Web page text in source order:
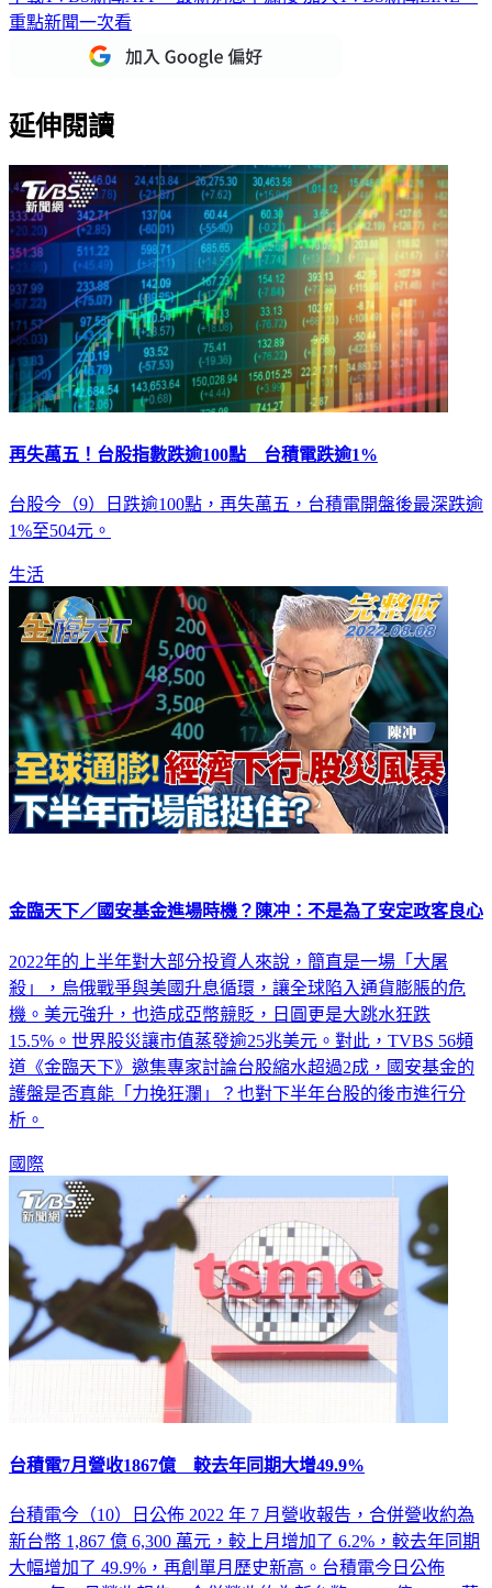
重點新聞一次看
延伸閱讀
再失萬五！台股指數跌逾100點 台積電跌逾1%
台股今（9）日跌逾100點，再失萬五，台積電開盤後最深跌逾
1%至504元。
生活
金臨天下／國安基金進場時機？陳冲：不是為了安定政客良心
2022年的上半年對大部分投資人來說，簡直是一場「大屠
殺」，烏俄戰爭與美國升息循環，讓全球陷入通貨膨脹的危
機。美元強升，也造成亞幣競貶，日圓更是大跳水狂跌
15.5%。世界股災讓市值蒸發逾25兆美元。對此，TVBS 56頻
道《金臨天下》邀集專家討論台股縮水超過2成，國安基金的
護盤是否真能「力挽狂瀾」？也對下半年台股的後市進行分
析。
國際
台積電7月營收1867億 較去年同期大增49.9%
台積電今（10）日公佈 2022 年 7 月營收報告，合併營收約為
新台幣 1,867 億 6,300 萬元，較上月增加了 6.2%，較去年同期
大幅增加了 49.9%，再創單月歷史新高。台積電今日公佈